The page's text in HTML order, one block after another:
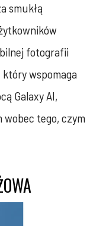
smukłą
fotografii
wspomaga
Galaxy AI,
tego, czym